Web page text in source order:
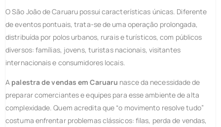
O São João de Caruaru possui características únicas. Diferente
de eventos pontuais, trata-se de uma operação prolongada,
distribuída por polos urbanos, rurais e turísticos, com públicos
diversos: famílias, jovens, turistas nacionais, visitantes
internacionais e consumidores locais.
A palestra de vendas em Caruaru nasce da necessidade de
preparar comerciantes e equipes para esse ambiente de alta
complexidade. Quem acredita que “o movimento resolve tudo”
costuma enfrentar problemas clássicos: filas, perda de vendas,